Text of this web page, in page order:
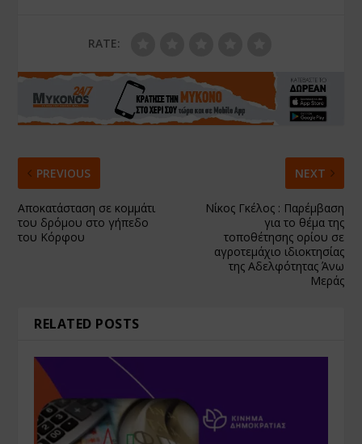
RATE:
PREVIOUS
Αποκατάσταση σε κομμάτι
του δρόμου στο γήπεδο
του Κόρφου
NEXT
Νίκος Γκέλος : Παρέμβαση
για το θέμα της
τοποθέτησης ορίου σε
αγροτεμάχιο ιδιοκτησίας
της Αδελφότητας Άνω
Μεράς
RELATED POSTS